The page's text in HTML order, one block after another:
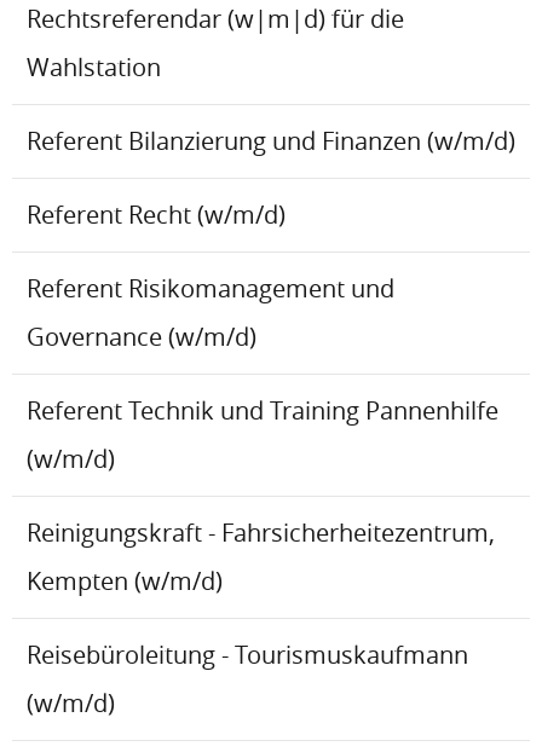
Rechtsreferendar (w|m|d) für die
Wahlstation
Referent Bilanzierung und Finanzen (w/m/d)
Referent Recht (w/m/d)
Referent Risikomanagement und
Governance (w/m/d)
Referent Technik und Training Pannenhilfe
(w/m/d)
Reinigungskraft - Fahrsicherheitezentrum,
Kempten (w/m/d)
Reisebüroleitung - Tourismuskaufmann
(w/m/d)